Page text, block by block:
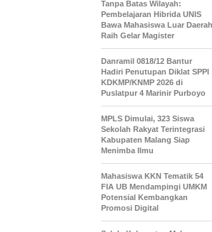
Tanpa Batas Wilayah:
Pembelajaran Hibrida UNIS
Bawa Mahasiswa Luar Daerah
Raih Gelar Magister
Danramil 0818/12 Bantur
Hadiri Penutupan Diklat SPPI
KDKMP/KNMP 2026 di
Puslatpur 4 Marinir Purboyo
MPLS Dimulai, 323 Siswa
Sekolah Rakyat Terintegrasi
Kabupaten Malang Siap
Menimba Ilmu
Mahasiswa KKN Tematik 54
FIA UB Mendampingi UMKM
Potensial Kembangkan
Promosi Digital